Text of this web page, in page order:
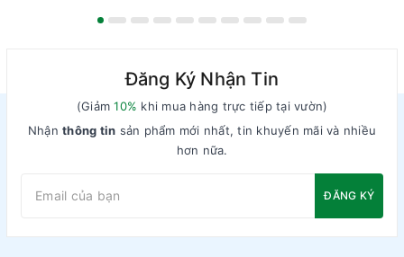
Đăng Ký Nhận Tin
(Giảm10% khi mua hàng trực tiếp tại vườn)
Nhậnthông tin sản phẩm mới nhất, tin khuyến mãi và nhiều
hơn nữa.
ĐĂNG KÝ